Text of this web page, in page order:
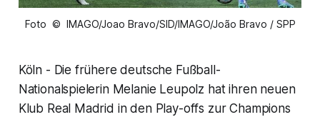
Foto © IMAGO/Joao Bravo/SID/IMAGO/João Bravo / SPP
Köln - Die frühere deutsche Fußball-
Nationalspielerin Melanie Leupolz hat ihren neuen
Klub Real Madrid in den Play-offs zur Champions